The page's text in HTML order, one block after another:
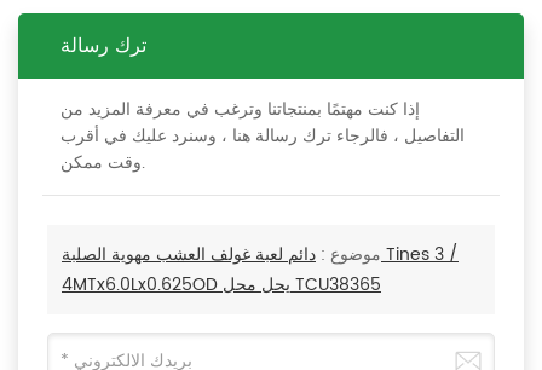
ترك رسالة
إذا كنت مهتمًا بمنتجاتنا وترغب في معرفة المزيد من
التفاصيل ، فالرجاء ترك رسالة هنا ، وسنرد عليك في أقرب
وقت ممكن.
موضوع : دائم لعبة غولف العشب مهوية الصلبة Tines 3 /
4MTx6.0Lx0.625OD يحل محل TCU38365